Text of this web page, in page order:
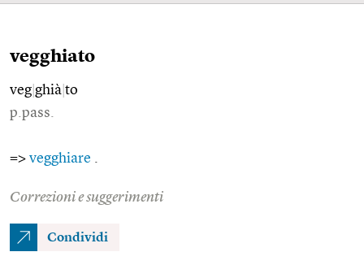
vegghiato
veg ghià to
p.pass.
=> vegghiare
Correzioni e suggerimenti
Condividi